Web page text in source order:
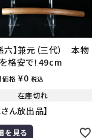
六】兼元（三代） 本物
格安で！49cm
価格 ¥0 税込
在庫切れ
ん放出品】
を見る